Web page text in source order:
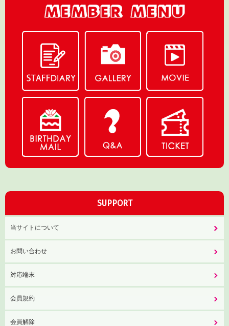
SUPPORT
当サイトについて
お問い合わせ
対応端末
会員規約
会員解除